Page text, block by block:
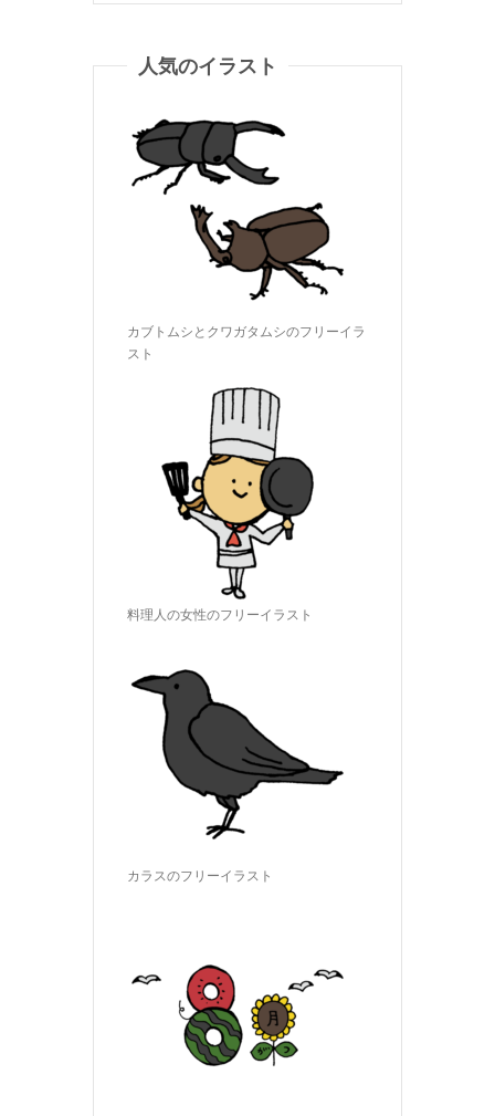
人気のイラスト
カブトムシとクワガタムシのフリーイラ
スト
料理人の女性のフリーイラスト
カラスのフリーイラスト